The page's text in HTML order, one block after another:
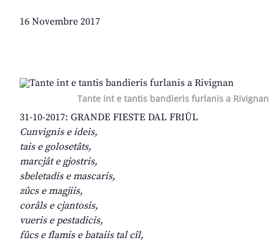
16 Novembre 2017
Tante int e tantis bandieris furlanis a Rivignan
31-10-2017: GRANDE FIESTE DAL FRIÛL
Cunvignis e ideis,
tais e golosetâts,
marcjât e gjostris,
sbeletadis e mascaris,
zûcs e magjiis,
corâls e cjantosis,
vueris e pestadicis,
fûcs e flamis e bataiis tal cîl,